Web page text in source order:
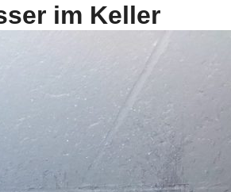
im Keller